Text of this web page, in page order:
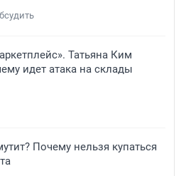
Татьяна Ким
идет атака на склады
Почему нельзя купаться